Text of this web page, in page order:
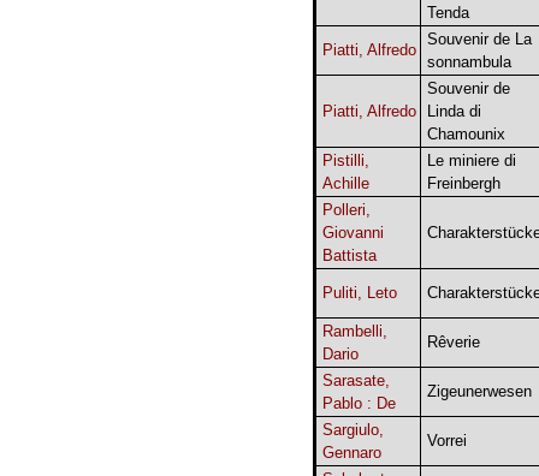
Tenda
Piatti, Alfredo
Souvenir de La
sonnambula
Piatti, Alfredo
Souvenir de
Linda di
Chamounix
Pistilli,
Achille
Le miniere di
Freinbergh
Polleri,
Giovanni
Battista
Puliti, Leto
Rambelli,
Dario
Rêverie
Sarasate,
Pablo : De
Zigeunerwesen
Sargiulo,
Gennaro
Vorrei